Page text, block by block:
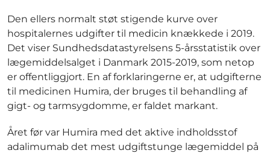
Den ellers normalt støt stigende kurve over
hospitalernes udgifter til medicin knækkede i 2019.
Det viser Sundhedsdatastyrelsens 5-årsstatistik over
lægemiddelsalget i Danmark 2015-2019, som netop
er offentliggjort. En af forklaringerne er, at udgifterne
til medicinen Humira, der bruges til behandling af
gigt- og tarmsygdomme, er faldet markant.
Året før var Humira med det aktive indholdsstof
adalimumab det mest udgiftstunge lægemiddel på